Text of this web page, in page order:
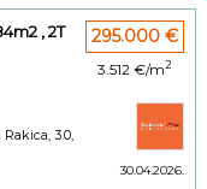
, 2T
3.0,
295.000 €
3.512 €/m2
30.04.2026.